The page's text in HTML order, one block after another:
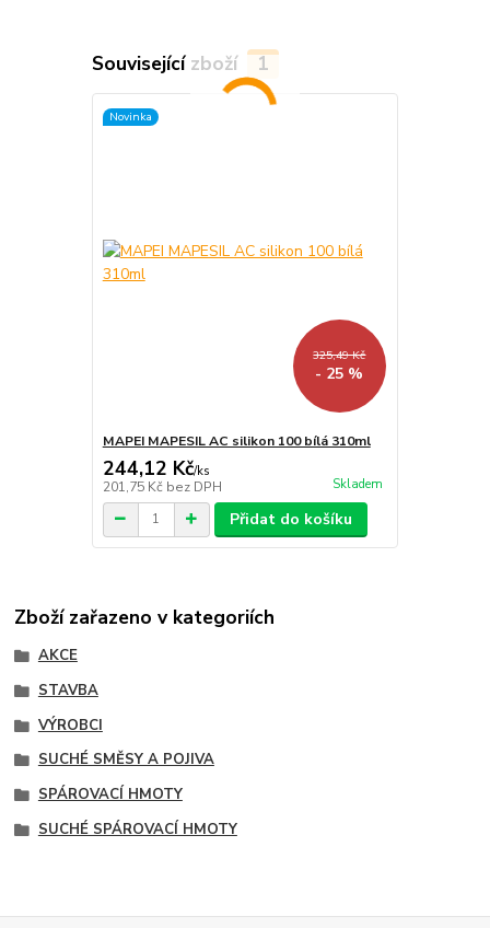
Související zboží 1
Novinka
325,49 Kč
- 25 %
MAPEI MAPESIL AC silikon 100 bílá 310ml
244,12 Kč/ks
201,75 Kč bez DPH Skladem
Přidat do košíku
Zboží zařazeno v kategoriích
AKCE
STAVBA
VÝROBCI
SUCHÉ SMĚSY A POJIVA
SPÁROVACÍ HMOTY
SUCHÉ SPÁROVACÍ HMOTY